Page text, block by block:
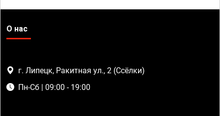
О нас
г. Липецк, Ракитная ул., 2 (Ссёлки)
Пн-Сб | 09:00 - 19:00